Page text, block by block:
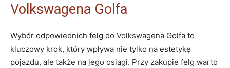
Volkswagena ⁤Golfa
Wybór odpowiednich felg do Volkswagena Golfa to
kluczowy krok, który wpływa ⁣nie ​tylko na estetykę‍
pojazdu, ale także ⁢na jego osiągi. Przy zakupie felg‌ warto